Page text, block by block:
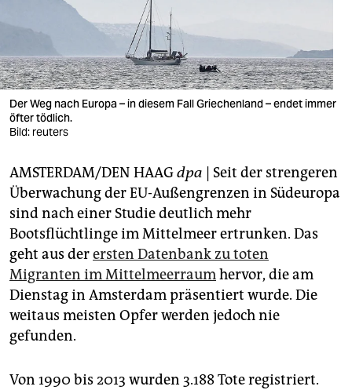
wahrheit
verlag
verlag
veranstaltungen
fragen & hilfe
unterstützen
abo
genossenschaft
epaper login
Der Weg nach Europa – in diesem Fall Griechenland – endet immer
öfter tödlich.
Bild: reuters
AMSTERDAM/DEN HAAGdpa | Seit der strengeren
Überwachung der EU-Außengrenzen in Südeuropa
sind nach einer Studie deutlich mehr
Bootsflüchtlinge im Mittelmeer ertrunken. Das
geht aus derersten Datenbank zu toten
Migranten im Mittelmeerraumhervor, die am
Dienstag in Amsterdam präsentiert wurde. Die
weitaus meisten Opfer werden jedoch nie
gefunden.
Von 1990 bis 2013 wurden 3.188 Tote registriert.